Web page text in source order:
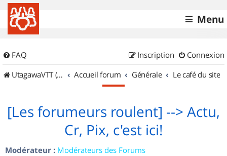
Menu
FAQ Connexion
Inscription
UtagawaVTT (Randos VTT et VTTAE avec traces GPS)
Accueil forum Générale Le café du site
[Les forumeurs roulent] --> Actu,
Cr, Pix, c'est ici!
Modérateur : Modérateurs des Forums